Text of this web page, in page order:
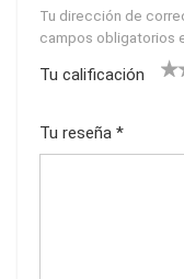
Tu dirección de
campos obligatorios
Tu calificación
Tu reseña *